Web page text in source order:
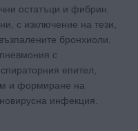
остатъци и фибрин.
с изключение на тези,
бронхиоли.
с
епител,
и формиране на
инфекция.